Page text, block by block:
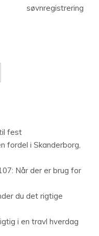
søvnregistrering
fest
fordel i Skanderborg,
Når der er brug for
du det rigtige
i en travl hverdag